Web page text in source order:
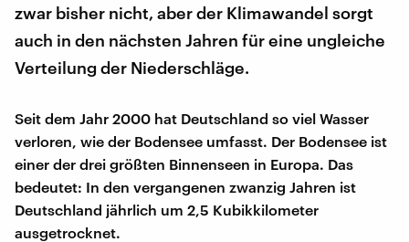
zwar bisher nicht, aber der Klimawandel sorgt
auch in den nächsten Jahren für eine ungleiche
Verteilung der Niederschläge.
Seit dem Jahr 2000 hat Deutschland so viel Wasser
verloren, wie der Bodensee umfasst. Der Bodensee ist
einer der drei größten Binnenseen in Europa. Das
bedeutet: In den vergangenen zwanzig Jahren ist
Deutschland jährlich um 2,5 Kubikkilometer
ausgetrocknet.